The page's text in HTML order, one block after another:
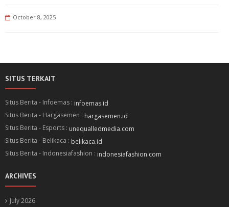
October 8, 2025
SITUS TERKAIT
Situs Berita - Infoemas : infoemas.id
Situs Berita - Hargasemen : hargasemen.id
Situs Berita - Esports : unequalledmedia.com
Situs Berita - Belikaca : belikaca.id
Situs Berita - Indonesiafashion : indonesiafashion.com
ARCHIVES
July 2026